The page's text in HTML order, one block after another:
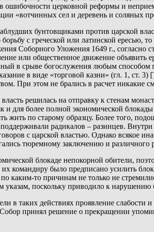
церковной реформы и
«вотчинных сел и деревень и соляных
бунтовщиками против царской
с греческой или латинской ересью,
Соборного Уложения 1649 г., согласно
или общественное движение
в срыве богослужения любым способом
в виде «торговой казни» (гл. 1,
При этом не брались в расчет никакие
решилась на отправку к стенам
и для более полной экономической
жить по старому образцу. Более того,
радикалов – разинцев.
с царской властью. Однако всякое
тюремному заключению и различного
блокаде непокорной обители,
командиру было предписано усилить
каким-то причинам не только не
указам, поскольку приводило к
в таких действиях проявление
принял решение о прекращении